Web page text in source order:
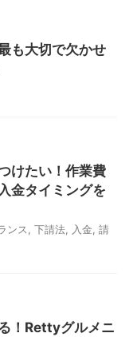
も大切で欠かせ
けたい！作業費
金タイミングを
ンス 下請法 入金 請
！Rettyグルメニ